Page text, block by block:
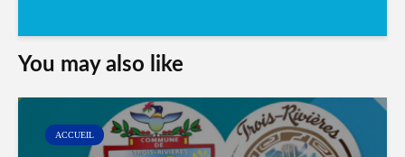
You may also like
ACCUEIL